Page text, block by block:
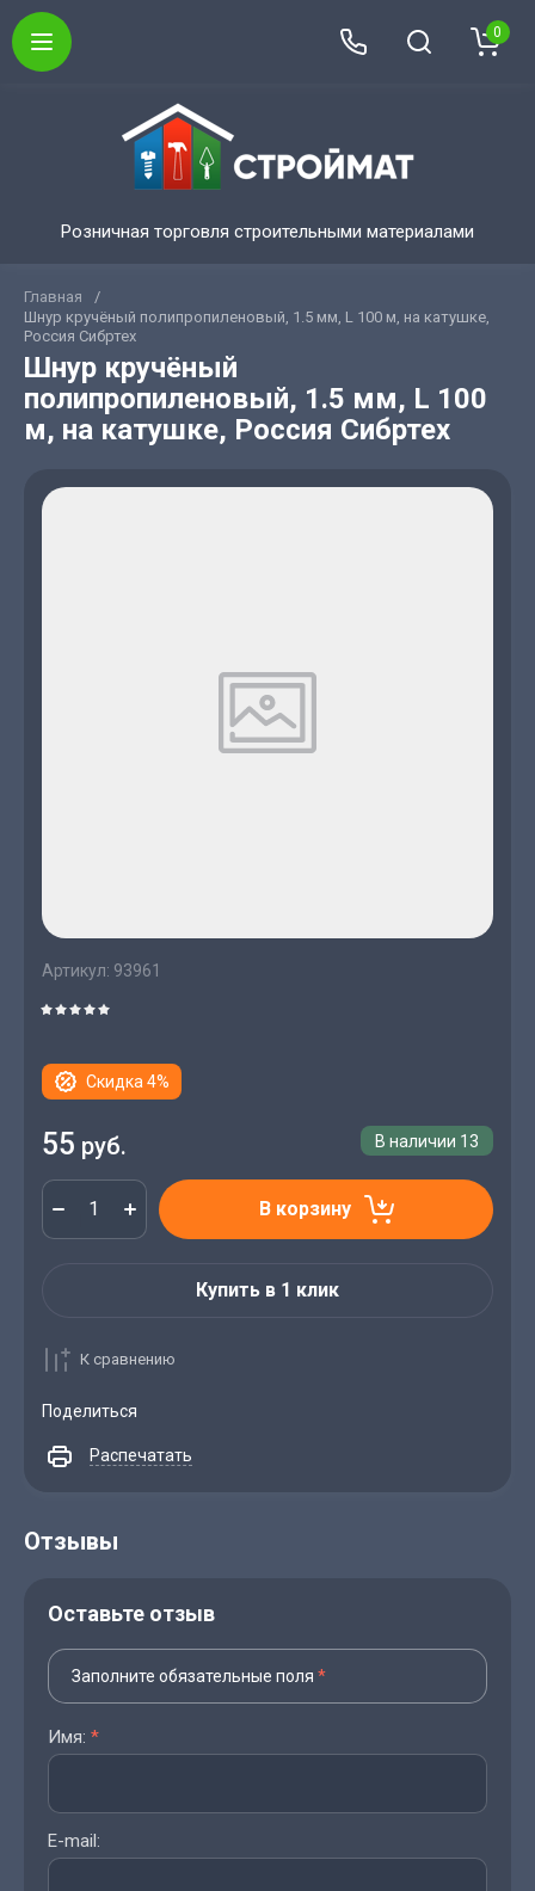
Розничная торговля строительными материалами
0
Главная
/
Шнур кручёный полипропиленовый, 1.5 мм, L 100 м, на катушке,
Россия Сибртех
Шнур кручёный
полипропиленовый, 1.5 мм, L 100
м, на катушке, Россия Сибртех
Артикул: 93961
Скидка 4%
В наличии 13
55 руб.
В корзину
Купить в 1 клик
К сравнению
Поделиться
Распечатать
Отзывы
Оставьте отзыв
Заполните обязательные поля *
Имя: *
E-mail: